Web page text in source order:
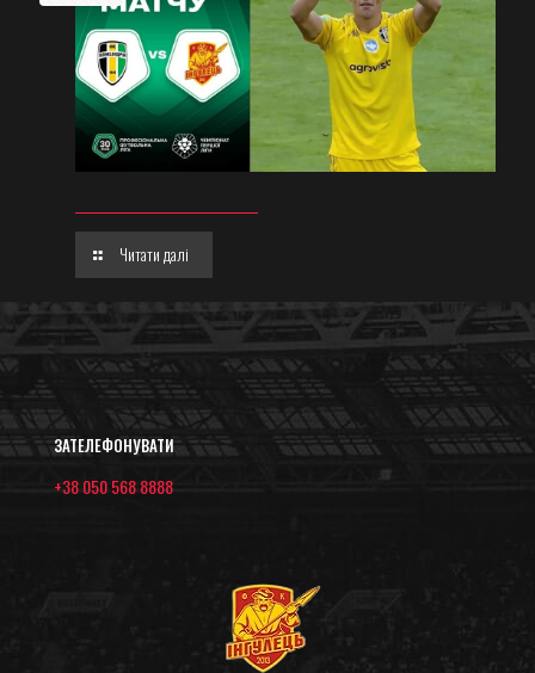
Читати далі
ЗАТЕЛЕФОНУВАТИ
+38 050 568 8888